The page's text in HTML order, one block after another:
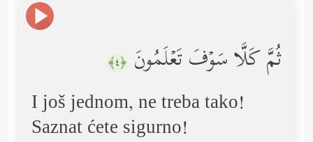
ثُمَّ كَلَّا سَوۡفَ تَعۡلَمُونَ ﴿٤﴾
I još jednom, ne treba tako!
Saznat ćete sigurno!